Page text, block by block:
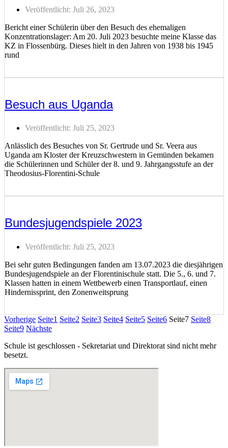
Veröffentlicht: Juli 26, 2023
Bericht einer Schülerin über den Besuch des ehemaligen
Konzentrationslager: Am 20. Juli 2023 besuchte meine Klasse das
KZ in Flossenbürg. Dieses hielt in den Jahren von 1938 bis 1945
rund
Besuch aus Uganda
Veröffentlicht: Juli 25, 2023
Anlässlich des Besuches von Sr. Gertrude und Sr. Veera aus
Uganda am Kloster der Kreuzschwestern in Gemünden bekamen
die Schülerinnen und Schüler der 8. und 9. Jahrgangsstufe an der
Theodosius-Florentini-Schule
Bundesjugendspiele 2023
Veröffentlicht: Juli 25, 2023
Bei sehr guten Bedingungen fanden am 13.07.2023 die diesjährigen
Bundesjugendspiele an der Florentinischule statt. Die 5., 6. und 7.
Klassen hatten in einem Wettbewerb einen Transportlauf, einen
Hindernissprint, den Zonenweitsprung
Vorherige Seite1 Seite2 Seite3 Seite4 Seite5 Seite6 Seite7 Seite8
Seite9 Nächste
Schule ist geschlossen - Sekretariat und Direktorat sind nicht mehr
besetzt.